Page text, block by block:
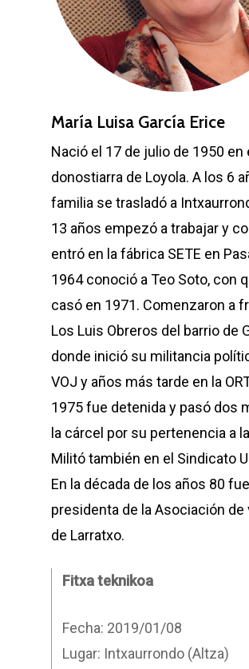
María Luisa García Erice
Nació el 17 de julio de 1950 en
donostiarra de Loyola. A los 6
familia se trasladó a
13 años empezó a trabajar y
entró en la fábrica SETE en
1964 conoció a Teo Soto, con
casó en 1971. Comenzaron a
Los Luis Obreros del barrio de
donde inició su militancia
VOJ y años más tarde en la
1975 fue detenida y pasó dos
la cárcel por su pertenencia a la
Militó también en el Sindicato
En la década de los años 80 fue
presidenta de la Asociación de
de Larratxo.
Fitxa teknikoa
Fecha: 2019/01/08
Lugar: Intxaurrondo (Altza)